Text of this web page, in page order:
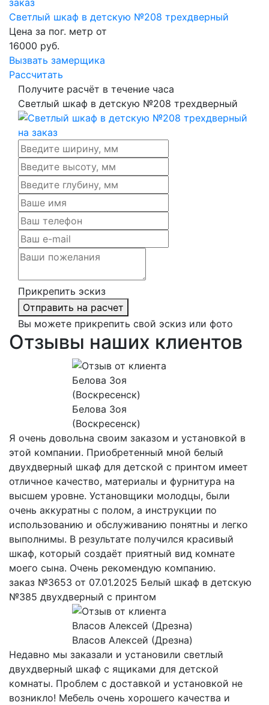
Светлый шкаф в детскую №208 трехдверный
Цена за пог. метр от
16000 руб.
Вызвать замерщика
Рассчитать
Получите расчёт в течение часа
Светлый шкаф в детскую №208 трехдверный
Прикрепить эскиз
Отправить на расчет
Вы можете прикрепить свой эскиз или фото
Отзывы наших клиентов
Белова Зоя
(Воскресенск)
Я очень довольна своим заказом и установкой в
этой компании. Приобретенный мной белый
двухдверный шкаф для детской с принтом имеет
отличное качество, материалы и фурнитура на
высшем уровне. Установщики молодцы, были
очень аккуратны с полом, а инструкции по
использованию и обслуживанию понятны и легко
выполнимы. В результате получился красивый
шкаф, который создаёт приятный вид комнате
моего сына. Очень рекомендую компанию.
заказ №3653 от 07.01.2025 Белый шкаф в детскую
№385 двухдверный с принтом
Власов Алексей (Дрезна)
Недавно мы заказали и установили светлый
двухдверный шкаф с ящиками для детской
комнаты. Проблем с доставкой и установкой не
возникло! Мебель очень хорошего качества и